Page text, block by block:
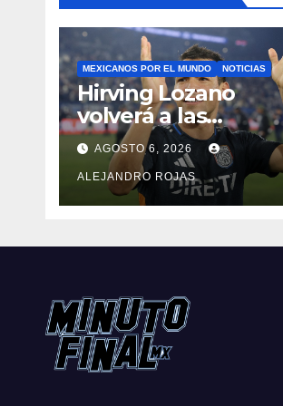
MEXICANOS POR EL MUNDO NOTICIAS
Hirving Lozano
volverá a las
canchas con LA
Galaxy
AGOSTO 6, 2026
ALEJANDRO ROJAS